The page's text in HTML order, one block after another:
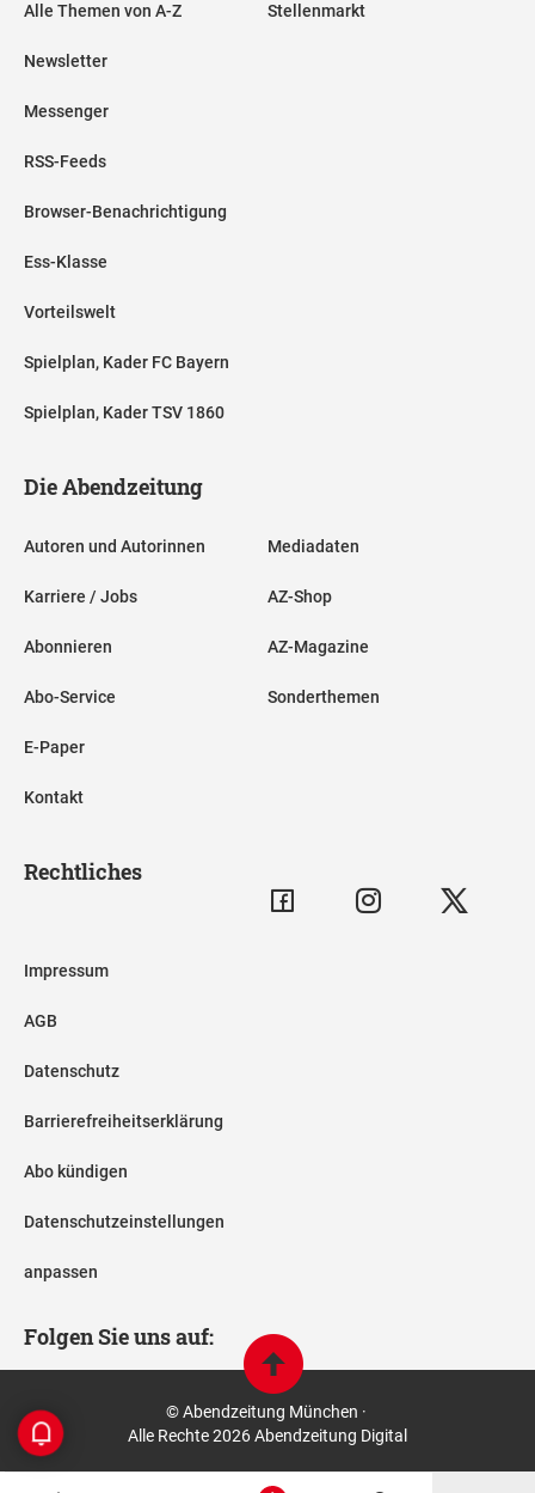
Alle Themen von A-Z
Newsletter
Messenger
RSS-Feeds
Browser-Benachrichtigung
Ess-Klasse
Vorteilswelt
Spielplan, Kader FC Bayern
Spielplan, Kader TSV 1860
Stellenmarkt
Die Abendzeitung
Autoren und Autorinnen
Karriere / Jobs
Abonnieren
Abo-Service
E-Paper
Kontakt
Mediadaten
AZ-Shop
AZ-Magazine
Sonderthemen
Rechtliches
Impressum
AGB
Datenschutz
Barrierefreiheitserklärung
Abo kündigen
Datenschutzeinstellungen
anpassen
Folgen Sie uns auf:
© Abendzeitung München ·
Alle Rechte 2026 Abendzeitung Digital